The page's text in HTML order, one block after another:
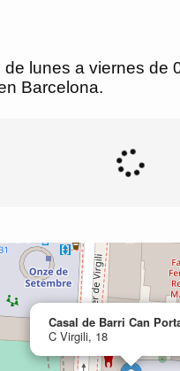
lunes a viernes
Barcelona.